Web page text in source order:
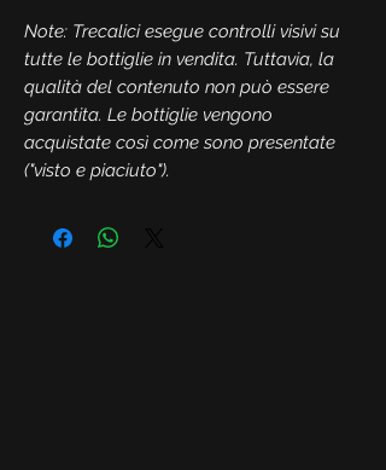
Note: Trecalici esegue controlli visivi su
tutte le bottiglie in vendita. Tuttavia, la
qualità del contenuto non può essere
garantita. Le bottiglie vengono
acquistate così come sono presentate
("visto e piaciuto").